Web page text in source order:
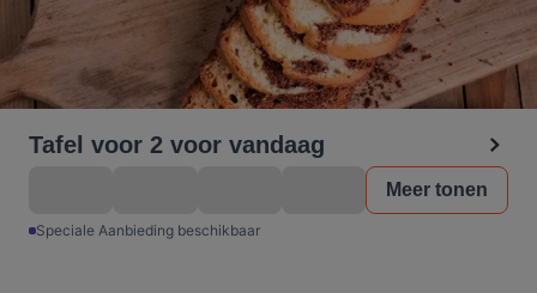
Tafel voor 2 voor vandaag
Meer tonen
Speciale Aanbieding beschikbaar